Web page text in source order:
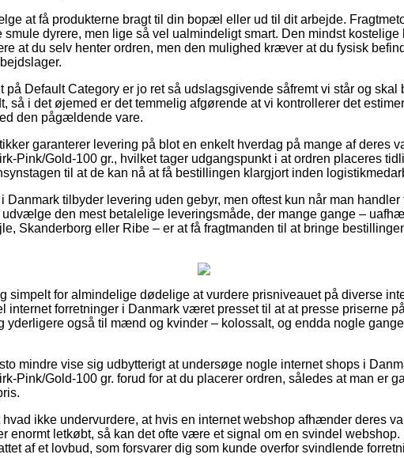
at få produkterne bragt til din bopæl eller ud til dit arbejde.
dyrere, men lige så vel ualmindeligt smart. Den mindst kostelige
at du selv henter ordren, men den mulighed kræver at du fysisk
på Default Category er jo ret så udslagsgivende såfremt vi står og skal
så i det øjemed er det temmelig afgørende at vi kontrollerer det
den pågældende vare.
garanterer levering på blot en enkelt hverdag på mange af deres
Pink/Gold-100 gr., hvilket tager udgangspunkt i at ordren placeres
til at de kan nå at få bestillingen klargjort inden
Danmark tilbyder levering uden gebyr, men oftest kun når man handler
den mest betalelige leveringsmåde, der mange gange –
Skanderborg eller Ribe – er at få fragtmanden til at bringe
simpelt for almindelige dødelige at vurdere prisniveauet på diverse
internet forretninger i Danmark været presset til at at presse priserne
yderligere også til mænd og kvinder – kolossalt, og endda nogle
mindre vise sig udbytterigt at undersøge nogle internet shops i
Pink/Gold-100 gr. forud for at du placerer ordren, således at man er
ikke undervurdere, at hvis en internet webshop afhænder deres
enormt letkøbt, så kan det ofte være et signal om en svindel
af et lovbud, som forsvarer dig som kunde overfor svindlende